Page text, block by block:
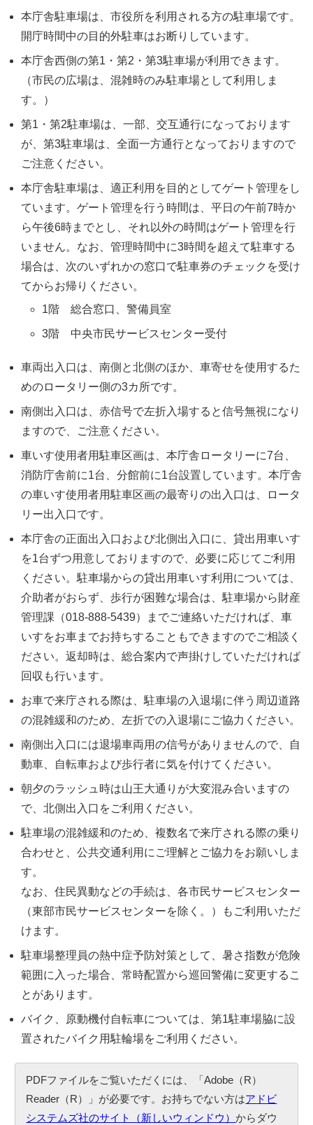
本庁舎駐車場は、市役所を利用される方の駐車場です。
開庁時間中の目的外駐車はお断りしています。
本庁舎西側の第1・第2・第3駐車場が利用できます。
（市民の広場は、混雑時のみ駐車場として利用しま
す。）
第1・第2駐車場は、一部、交互通行になっております
が、第3駐車場は、全面一方通行となっておりますので
ご注意ください。
本庁舎駐車場は、適正利用を目的としてゲート管理をし
ています。ゲート管理を行う時間は、平日の午前7時か
ら午後6時までとし、それ以外の時間はゲート管理を行
いません。なお、管理時間中に3時間を超えて駐車する
場合は、次のいずれかの窓口で駐車券のチェックを受け
てからお帰りください。
1階 総合窓口、警備員室
3階 中央市民サービスセンター受付
車両出入口は、南側と北側のほか、車寄せを使用するた
めのロータリー側の3カ所です。
南側出入口は、赤信号で左折入場すると信号無視になり
ますので、ご注意ください。
車いす使用者用駐車区画は、本庁舎ロータリーに7台、
消防庁舎前に1台、分館前に1台設置しています。本庁舎
の車いす使用者用駐車区画の最寄りの出入口は、ロータ
リー出入口です。
本庁舎の正面出入口および北側出入口に、貸出用車いす
を1台ずつ用意しておりますので、必要に応じてご利用
ください。駐車場からの貸出用車いす利用については、
介助者がおらず、歩行が困難な場合は、駐車場から財産
管理課（018-888-5439）までご連絡いただければ、車
いすをお車までお持ちすることもできますのでご相談く
ださい。返却時は、総合案内で声掛けしていただければ
回収も行います。
お車で来庁される際は、駐車場の入退場に伴う周辺道路
の混雑緩和のため、左折での入退場にご協力ください。
南側出入口には退場車両用の信号がありませんので、自
動車、自転車および歩行者に気を付けてください。
朝夕のラッシュ時は山王大通りが大変混み合いますの
で、北側出入口をご利用ください。
駐車場の混雑緩和のため、複数名で来庁される際の乗り
合わせと、公共交通利用にご理解とご協力をお願いしま
す。
なお、住民異動などの手続は、各市民サービスセンター
（東部市民サービスセンターを除く。）もご利用いただ
けます。
駐車場整理員の熱中症予防対策として、暑さ指数が危険
範囲に入った場合、常時配置から巡回警備に変更するこ
とがあります。
バイク、原動機付自転車については、第1駐車場脇に設
置されたバイク用駐輪場をご利用ください。
PDFファイルをご覧いただくには、「Adobe（R）
Reader（R）」が必要です。お持ちでない方はアドビ
システムズ社のサイト（新しいウィンドウ）からダウ